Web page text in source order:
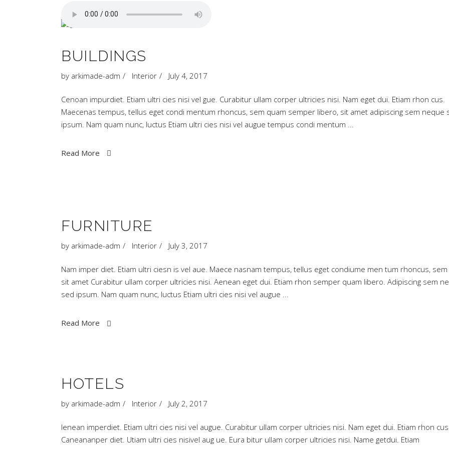
BUILDINGS
by arkimade-adm Interior July 4, 2017
Cenoan impurdiet. Etiam ultri cies nisi vel gue. Curabitur ullam corper ultricies nisi. Nam eget dui. Etiam rhon cus.
Maecenas tempus, tellus eget condi mentum rhoncus, sem quam semper libero, sit amet adipiscing sem neque
ipsum. Nam quam nunc, luctus Etiam ultri cies nisi vel augue tempus condi mentum
Read More
FURNITURE
by arkimade-adm Interior July 3, 2017
Nam imper diet. Etiam ultri ciesn is vel aue. Maece nasnam tempus, tellus eget condiume men tum rhoncus, sem
sit amet Curabitur ullam corper ultricies nisi. Aenean eget dui. Etiam rhon semper quam libero. Adipiscing sem
sed ipsum. Nam quam nunc, luctus Etiam ultri cies nisi vel augue
Read More
HOTELS
by arkimade-adm Interior July 2, 2017
Ienean imperdiet. Etiam ultri cies nisi vel augue. Curabitur ullam corper ultricies nisi. Nam eget dui. Etiam rhon
Caneananper diet. Utiam ultri cies nisivel aug ue. Eura bitur ullam corper ultricies nisi. Name getdui. Etiam